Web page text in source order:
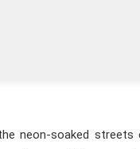
neon-soaked